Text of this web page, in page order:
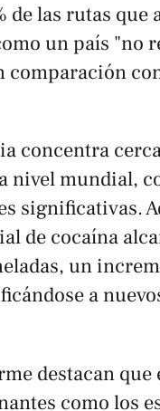
de las rutas que
un país "no
comparación
concentra
nivel mundial,
significativas.
de cocaína
un
a
destacan que
como los